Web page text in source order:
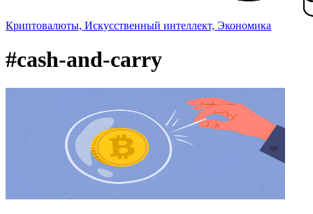
Криптовалюты, Искусственный интеллект, Экономика
#cash-and-carry